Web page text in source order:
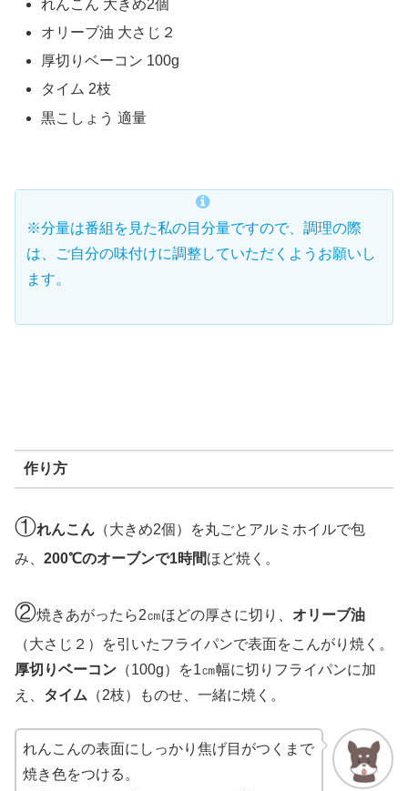
れんこん 大きめ2個
オリーブ油 大さじ２
厚切りベーコン 100g
タイム 2枝
黒こしょう 適量
※分量は番組を見た私の目分量ですので、調理の際
は、ご自分の味付けに調整していただくようお願いし
ます。
作り方
①れんこん （大きめ2個）を丸ごとアルミホイルで包
み、 200℃のオーブンで1時間ほど焼く。
②焼きあがったら2㎝ほどの厚さに切り、 オリーブ油
（大さじ２）を引いたフライパンで表面をこんがり焼く。
厚切りベーコン （100g）を1㎝幅に切りフライパンに加
え、 タイム （2枝）ものせ、一緒に焼く。
れんこんの表面にしっかり焦げ目がつくまで
焼き色をつける。